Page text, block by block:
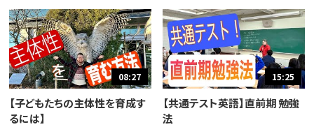
08:27
【子どもたちの主体性を育成す
るには】
15:25
【共通テスト英語】直前期 勉強
法